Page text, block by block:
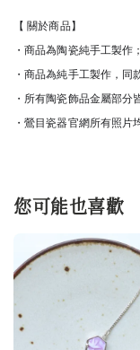
【 關於商品】
・商品為陶瓷純手工製作
・商品為純手工製作，同
・所有陶瓷飾品金屬部分
・鶯目瓷器官網所有照
您可能也喜歡